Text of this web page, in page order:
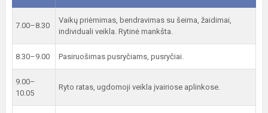
7.00–8.30
Vaikų priėmimas, bendravimas su šeima, žaidimai,
individuali veikla. Rytinė mankšta.
8.30–9.00 Pasiruošimas pusryčiams, pusryčiai.
9.00–
10.05
Ryto ratas, ugdomoji veikla įvairiose aplinkose.